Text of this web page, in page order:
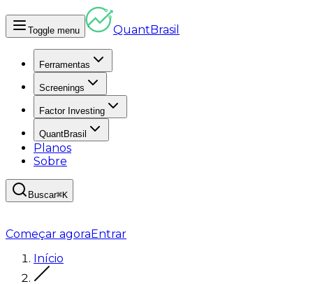
Toggle menu QuantBrasil
Ferramentas
Screenings
Factor Investing
QuantBrasil
Planos
Sobre
Buscar⌘K
Começar agoraEntrar
Início